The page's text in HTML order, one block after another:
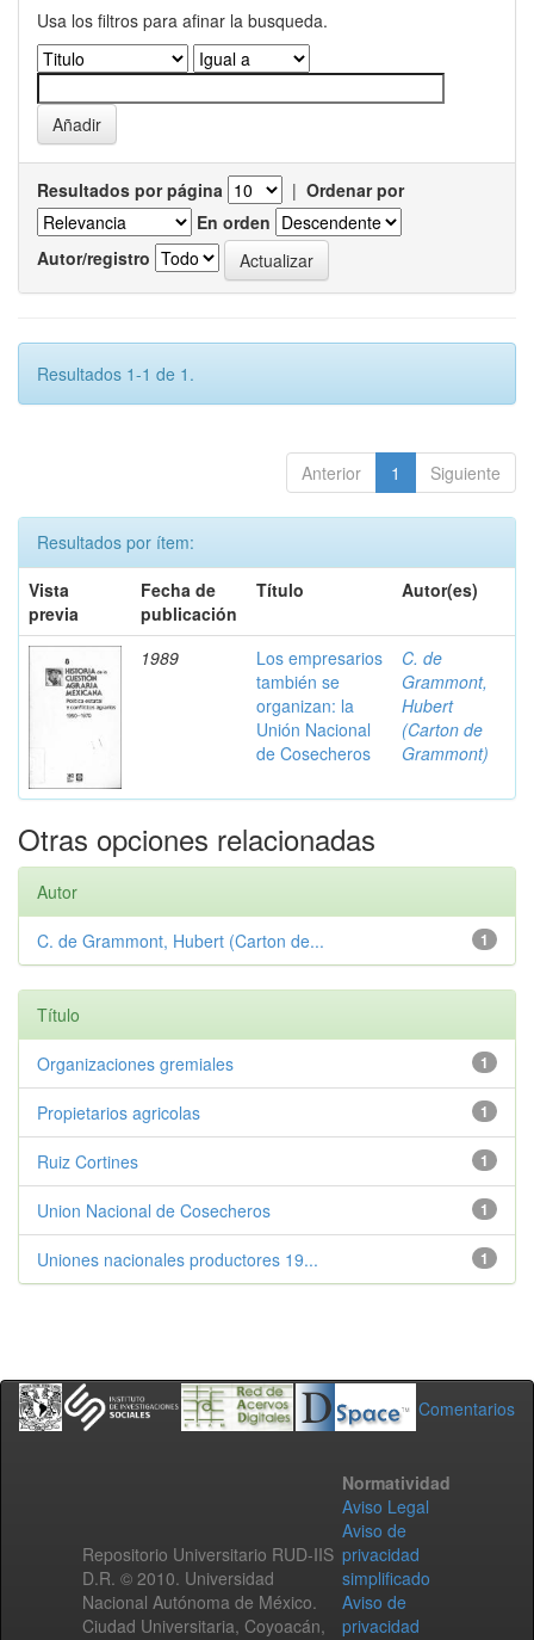
Usa los filtros para afinar la busqueda.
Resultados por página | Ordenar por
En orden
Autor/registro
Resultados 1-1 de 1.
Anterior 1 Siguiente
Resultados por ítem:
Vista
previa
Fecha de
publicación
Título Autor(es)
1989
Los empresarios
también se
organizan: la
Unión Nacional
de Cosecheros
C. de
Grammont,
Hubert
(Carton de
Grammont)
Otras opciones relacionadas
Autor
1
C. de Grammont, Hubert (Carton de...
Título
1
Organizaciones gremiales
1
Propietarios agricolas
1
Ruiz Cortines
1
Union Nacional de Cosecheros
1
Uniones nacionales productores 19...
Comentarios
Repositorio Universitario RUD-IIS
D.R. © 2010. Universidad
Nacional Autónoma de México.
Ciudad Universitaria, Coyoacán,
Normatividad
Aviso Legal
Aviso de
privacidad
simplificado
Aviso de
privacidad